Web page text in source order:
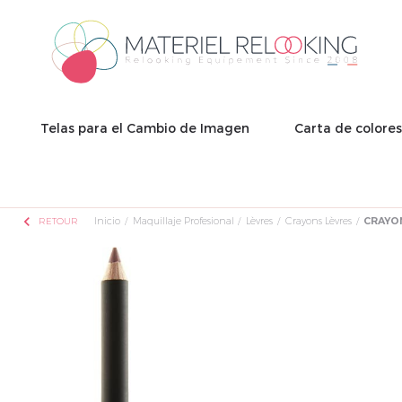
Telas para el Cambio de Imagen Carta de
chevron_left RETOUR Inicio Maquillaje Profesional Lèvres Crayons Lèvres